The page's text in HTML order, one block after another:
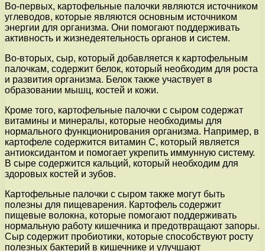
Во-первых, картофельные палочки являются источником
углеводов, которые являются основным источником
энергии для организма. Они помогают поддерживать
активность и жизнедеятельность органов и систем.
Во-вторых, сыр, который добавляется к картофельным
палочкам, содержит белок, который необходим для роста
и развития организма. Белок также участвует в
образовании мышц, костей и кожи.
Кроме того, картофельные палочки с сыром содержат
витамины и минералы, которые необходимы для
нормального функционирования организма. Например, в
картофеле содержится витамин С, который является
антиоксидантом и помогает укрепить иммунную систему.
В сыре содержится кальций, который необходим для
здоровых костей и зубов.
Картофельные палочки с сыром также могут быть
полезны для пищеварения. Картофель содержит
пищевые волокна, которые помогают поддерживать
нормальную работу кишечника и предотвращают запоры.
Сыр содержит пробиотики, которые способствуют росту
полезных бактерий в кишечнике и улучшают